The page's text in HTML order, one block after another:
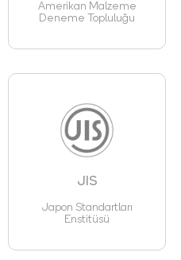
Amerikan Malzeme
Deneme Topluluğu
JIS
Japon Standartları
Enstitüsü